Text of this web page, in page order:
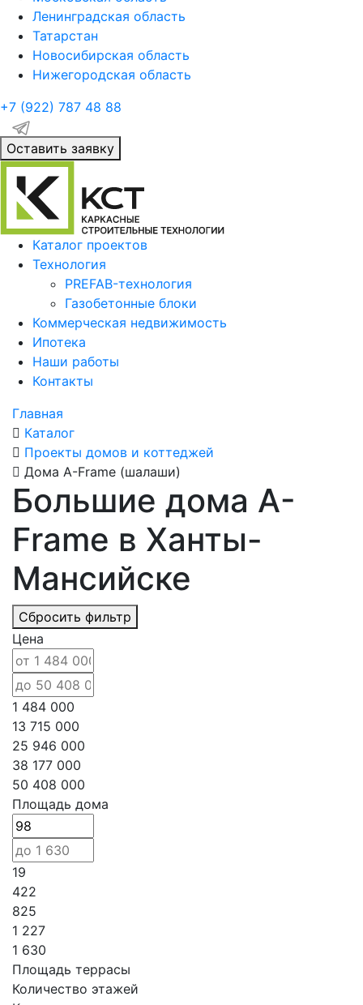
Ленинградская область
Татарстан
Новосибирская область
Нижегородская область
+7 (922) 787 48 88
Оставить заявку
Каталог проектов
Технология
PREFAB-технология
Газобетонные блоки
Коммерческая недвижимость
Ипотека
Наши работы
Контакты
Главная
Каталог
Проекты домов и коттеджей
Дома A-Frame (шалаши)
Большие дома A-
Frame в Ханты-
Мансийске
Сбросить фильтр
Цена
1 484 000
13 715 000
25 946 000
38 177 000
50 408 000
Площадь дома
19
422
825
1 227
1 630
Площадь террасы
Количество этажей